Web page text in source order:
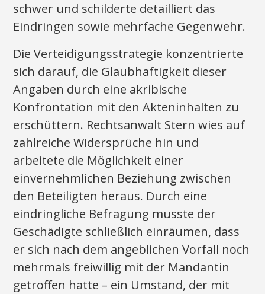
schwer und schilderte detailliert das
Eindringen sowie mehrfache Gegenwehr.
Die Verteidigungsstrategie konzentrierte
sich darauf, die Glaubhaftigkeit dieser
Angaben durch eine akribische
Konfrontation mit den Akteninhalten zu
erschüttern. Rechtsanwalt Stern wies auf
zahlreiche Widersprüche hin und
arbeitete die Möglichkeit einer
einvernehmlichen Beziehung zwischen
den Beteiligten heraus. Durch eine
eindringliche Befragung musste der
Geschädigte schließlich einräumen, dass
er sich nach dem angeblichen Vorfall noch
mehrmals freiwillig mit der Mandantin
getroffen hatte – ein Umstand, der mit